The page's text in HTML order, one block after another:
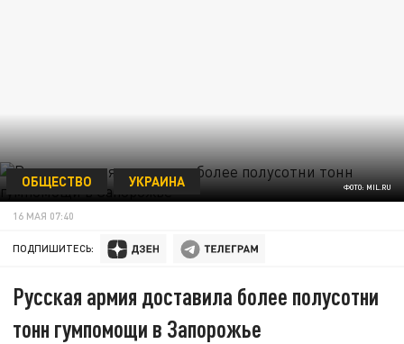
ФОТО: MIL.RU
ОБЩЕСТВО УКРАИНА
16 МАЯ 07:40
ПОДПИШИТЕСЬ:
Русская армия доставила более полусотни
тонн гумпомощи в Запорожье